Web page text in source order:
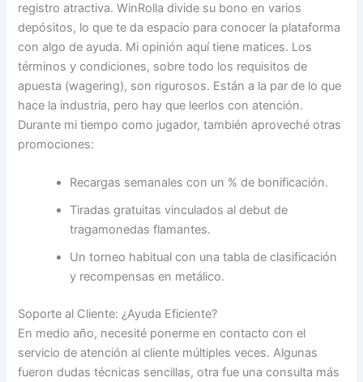
registro atractiva. WinRolla divide su bono en varios
depósitos, lo que te da espacio para conocer la plataforma
con algo de ayuda. Mi opinión aquí tiene matices. Los
términos y condiciones, sobre todo los requisitos de
apuesta (wagering), son rigurosos. Están a la par de lo que
hace la industria, pero hay que leerlos con atención.
Durante mi tiempo como jugador, también aproveché otras
promociones:
Recargas semanales con un % de bonificación.
Tiradas gratuitas vinculados al debut de
tragamonedas flamantes.
Un torneo habitual con una tabla de clasificación
y recompensas en metálico.
Soporte al Cliente: ¿Ayuda Eficiente?
En medio año, necesité ponerme en contacto con el
servicio de atención al cliente múltiples veces. Algunas
fueron dudas técnicas sencillas, otra fue una consulta más